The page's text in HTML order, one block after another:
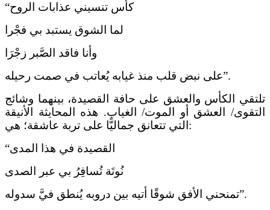
“كأس تنسيني عذابات الروح
لما الشوق يستبد بي فجْرا
وأنا فاقد الصَّبر زجْرَا
على نبض قلب منذ غيابه يُعاتب في صمت رحيله”.
تلتقي الكأس والعشق على حافة القصيدة، بينهما وشائج
التقوى/ العشق أو الموت/ الغياب. هذه المحايثة الأنيقة
التي تتعانق جماليًّا على تربة عاشقة؛ هي:
“القصيدة في هذا المدى
نُوتَة تُسافِرُ بي عبر الصدى
تمنحني الأفق شوقًا أتيه بين دروبه يُنطق فيَّ سدوله”.